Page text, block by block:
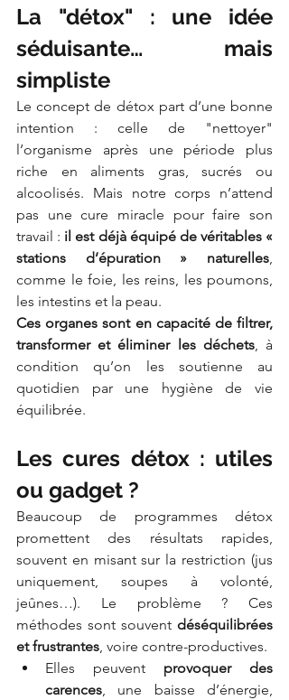
La "détox" : une idée
séduisante… mais
simpliste
Le concept de détox part d’une bonne
intention : celle de "nettoyer"
l’organisme après une période plus
riche en aliments gras, sucrés ou
alcoolisés. Mais notre corps n’attend
pas une cure miracle pour faire son
travail : il est déjà équipé de véritables «
stations d’épuration » naturelles,
comme le foie, les reins, les poumons,
les intestins et la peau.
Ces organes sont en capacité de filtrer,
transformer et éliminer les déchets, à
condition qu’on les soutienne au
quotidien par une hygiène de vie
équilibrée.
Les cures détox : utiles
ou gadget ?
Beaucoup de programmes détox
promettent des résultats rapides,
souvent en misant sur la restriction (jus
uniquement, soupes à volonté,
jeûnes…). Le problème ? Ces
méthodes sont souvent déséquilibrées
et frustrantes, voire contre-productives.
Elles peuvent provoquer des
carences, une baisse d’énergie,